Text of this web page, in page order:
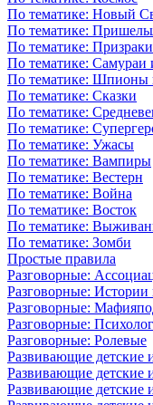
По тематике: Новый
По тематике:
По тематике: Призраки
По тематике: Самураи
По тематике: Шпионы
По тематике: Сказки
По тематике:
По тематике:
По тематике: Ужасы
По тематике: Вампиры
По тематике: Вестерн
По тематике: Война
По тематике: Восток
По тематике:
По тематике: Зомби
Простые правила
Разговорные:
Разговорные: Истории
Разговорные:
Разговорные:
Разговорные: Ролевые
Развивающие детские
Развивающие детские
Развивающие детские